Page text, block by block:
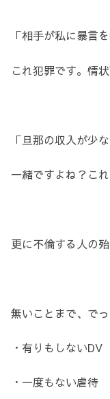
「相手が私に暴言
これ犯罪です。情
「旦那の収入が少
一緒ですよね？こ
更に不倫する人の
無いことまで、で
・有りもしないDV
・一度もない虐待